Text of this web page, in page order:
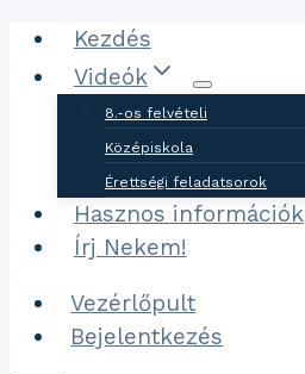
Ugrás
tartalomhoz
Kezdés
Videók
8.-os felvételi
Középiskola
Érettségi feladatsorok
Hasznos információk
Írj Nekem!
Vezérlőpult
Bejelentkezés